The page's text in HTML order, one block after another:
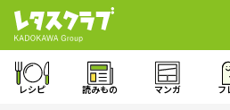
レシピ 読みもの マンガ フ